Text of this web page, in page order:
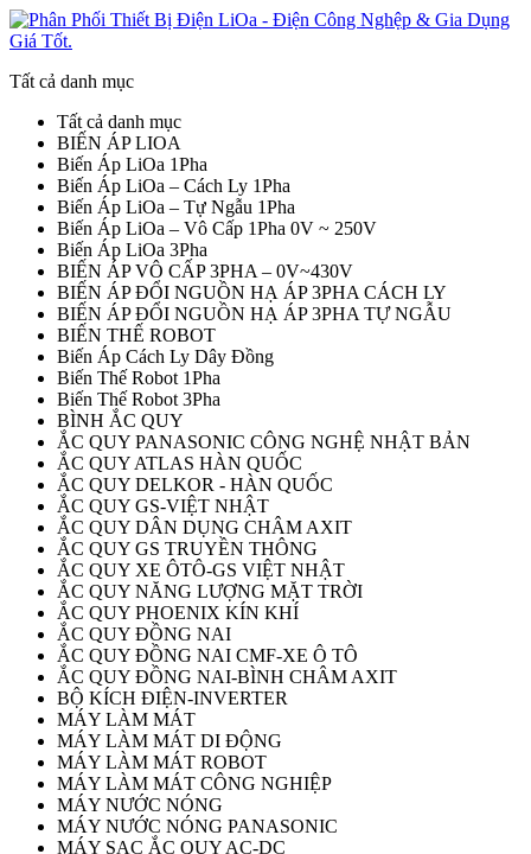
Tất cả danh mục
Tất cả danh mục
BIẾN ÁP LIOA
Biến Áp LiOa 1Pha
Biến Áp LiOa – Cách Ly 1Pha
Biến Áp LiOa – Tự Ngẫu 1Pha
Biến Áp LiOa – Vô Cấp 1Pha 0V ~ 250V
Biến Áp LiOa 3Pha
BIẾN ÁP VÔ CẤP 3PHA – 0V~430V
BIẾN ÁP ĐỔI NGUỒN HẠ ÁP 3PHA CÁCH LY
BIẾN ÁP ĐỔI NGUỒN HẠ ÁP 3PHA TỰ NGẪU
BIẾN THẾ ROBOT
Biến Áp Cách Ly Dây Đồng
Biến Thế Robot 1Pha
Biến Thế Robot 3Pha
BÌNH ẮC QUY
ẮC QUY PANASONIC CÔNG NGHỆ NHẬT BẢN
ẮC QUY ATLAS HÀN QUỐC
ẮC QUY DELKOR - HÀN QUỐC
ẮC QUY GS-VIỆT NHẬT
ẮC QUY DÂN DỤNG CHÂM AXIT
ẮC QUY GS TRUYỀN THÔNG
ẮC QUY XE ÔTÔ-GS VIỆT NHẬT
ẮC QUY NĂNG LƯỢNG MẶT TRỜI
ẮC QUY PHOENIX KÍN KHÍ
ẮC QUY ĐỒNG NAI
ẮC QUY ĐỒNG NAI CMF-XE Ô TÔ
ẮC QUY ĐỒNG NAI-BÌNH CHÂM AXIT
BỘ KÍCH ĐIỆN-INVERTER
MÁY LÀM MÁT
MÁY LÀM MÁT DI ĐỘNG
MÁY LÀM MÁT ROBOT
MÁY LÀM MÁT CÔNG NGHIỆP
MÁY NƯỚC NÓNG
MÁY NƯỚC NÓNG PANASONIC
MÁY SẠC ẮC QUY AC-DC